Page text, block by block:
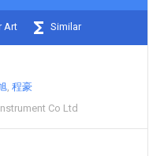
Art Similar
程豪
Co Ltd